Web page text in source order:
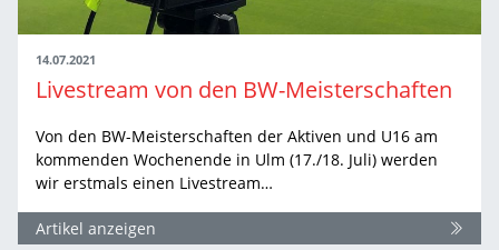
14.07.2021
Livestream von den BW-Meisterschaften
Von den BW-Meisterschaften der Aktiven und U16 am
kommenden Wochenende in Ulm (17./18. Juli) werden
wir erstmals einen Livestream…
Artikel anzeigen